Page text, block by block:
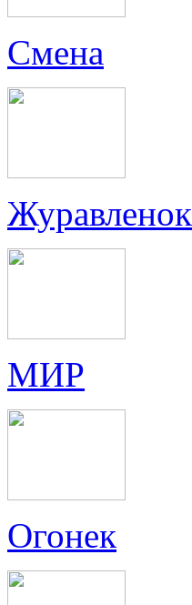
Смена
Журавленок
МИР
Огонек